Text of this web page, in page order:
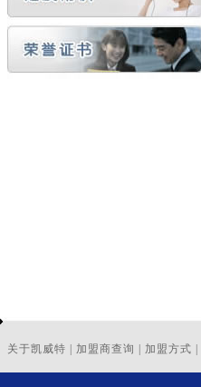
关于凯威特 加盟商查询 加盟方式